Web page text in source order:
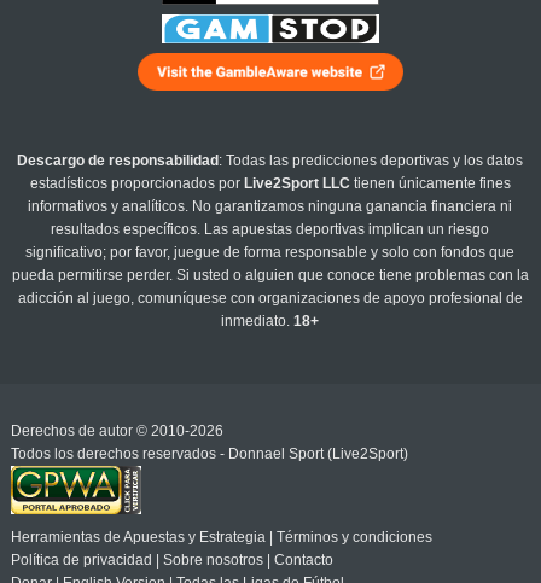
Descargo de responsabilidad : Todas las predicciones deportivas y los datos
estadísticos proporcionados por Live2Sport LLC tienen únicamente fines
informativos y analíticos. No garantizamos ninguna ganancia financiera ni
resultados específicos. Las apuestas deportivas implican un riesgo
significativo; por favor, juegue de forma responsable y solo con fondos que
pueda permitirse perder. Si usted o alguien que conoce tiene problemas con la
adicción al juego, comuníquese con organizaciones de apoyo profesional de
inmediato.18+
Derechos de autor © 2010-2026
Todos los derechos reservados - Donnael Sport (Live2Sport)
Herramientas de Apuestas y Estrategia| Términos y condiciones
Política de privacidad
Sobre nosotros| Contacto